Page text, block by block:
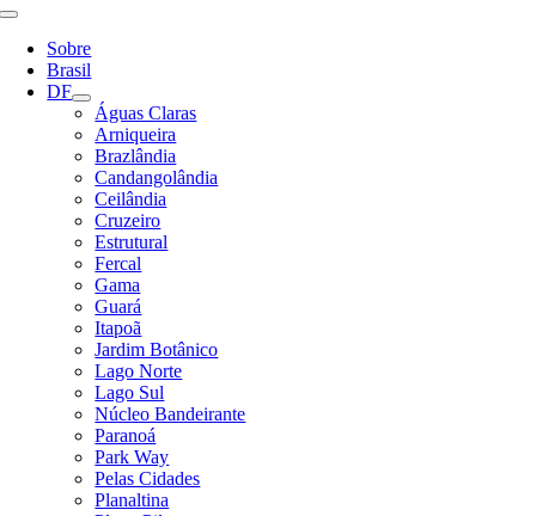
Alternar
Navegação
Sobre
Brasil
DF
Águas Claras
Arniqueira
Brazlândia
Candangolândia
Ceilândia
Cruzeiro
Estrutural
Fercal
Gama
Guará
Itapoã
Jardim Botânico
Lago Norte
Lago Sul
Núcleo Bandeirante
Paranoá
Park Way
Pelas Cidades
Planaltina